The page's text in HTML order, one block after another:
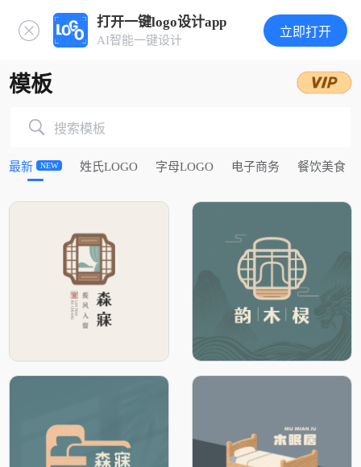
打开一键logo设计app
AI智能一键设计
立即打开
模板
搜索模板
最新 NEW 姓氏LOGO 字母LOGO 电子商务 餐饮美食